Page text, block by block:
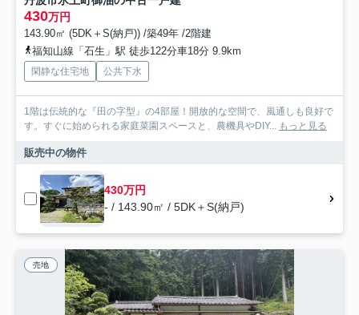
430万円
143.90㎡ (5DK＋S(納戸)) /築49年 /2階建
福知山線「石生」駅 徒歩122分車18分 9.9km
閑静な住宅地 公共下水
1階は伝統的な『田の字型』の4部屋！開放的な空間で、風通しも良好で
す。すぐに始められる家庭菜園スペースと、農機具やDIY... もっと見る
販売中の物件
430万円
- / 143.90㎡ / 5DK＋S(納戸)
売地